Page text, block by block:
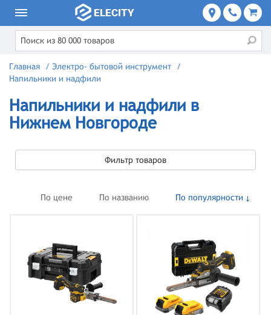
Главная / Электро- бытовой инструмент
/
Напильники и надфили
Напильники и надфили в
Нижнем Новгороде
Фильтр товаров
По цене По названию По популярности